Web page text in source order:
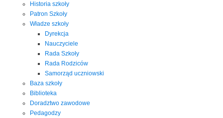
Historia szkoły
Patron Szkoły
Władze szkoły
Dyrekcja
Nauczyciele
Rada Szkoły
Rada Rodziców
Samorząd uczniowski
Baza szkoły
Biblioteka
Doradztwo zawodowe
Pedagodzy